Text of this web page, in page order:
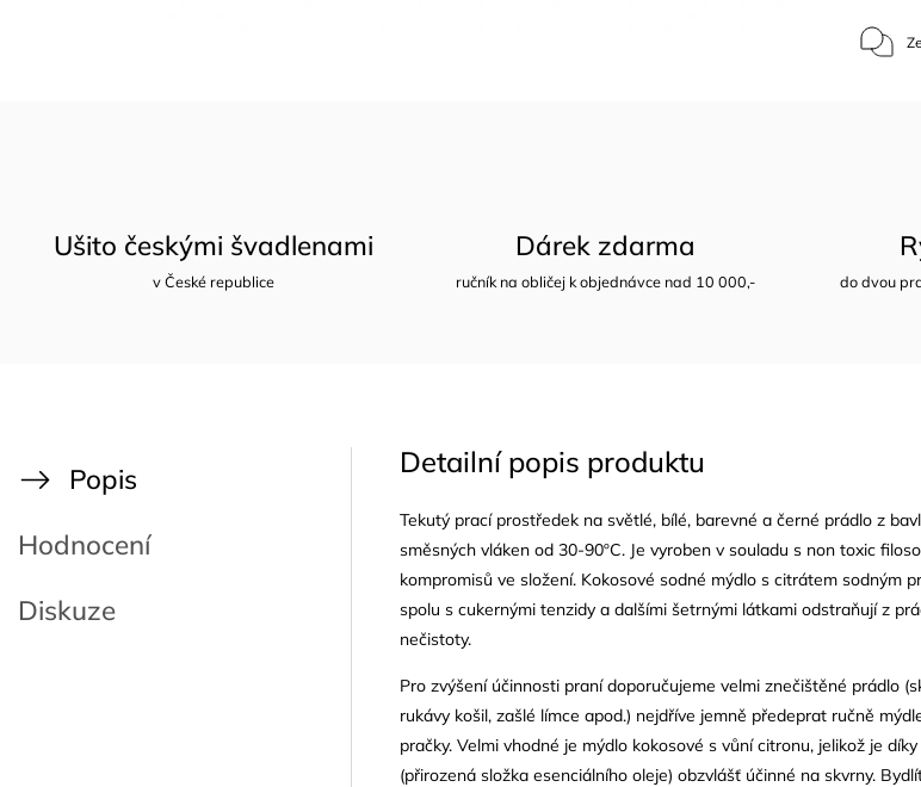
Ušito českými švadlenami
v České republice
Dárek zdarma
ručník na obličej k objednávce nad 10 000,-
do dvou
Popis
Hodnocení
Diskuze
Detailní popis produktu
Tekutý prací prostředek na světlé, bílé, barevné a černé prádlo z
směsných vláken od 30-90ºC. Je vyroben v souladu s non toxic
kompromisů ve složení. Kokosové sodné mýdlo s citrátem sodným
spolu s cukernými tenzidy a dalšími šetrnými látkami odstraňují z
nečistoty.
Pro zvýšení účinnosti praní doporučujeme velmi znečištěné prádlo
rukávy košil, zašlé límce apod.) nejdříve jemně předeprat ručně
pračky. Velmi vhodné je mýdlo kokosové s vůní citronu, jelikož je
(přirozená složka esenciálního oleje) obzvlášť účinné na skvrny.